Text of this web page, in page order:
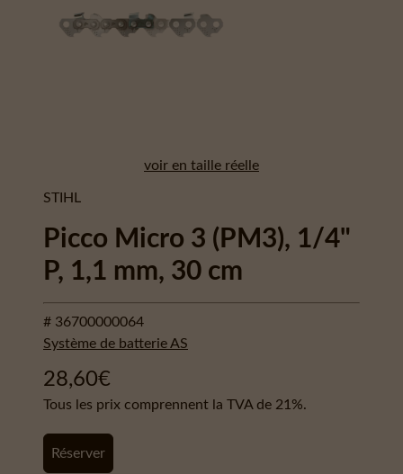
voir en taille réelle
STIHL
Picco Micro 3 (PM3), 1/4"
P, 1,1 mm, 30 cm
# 36700000064
Système de batterie AS
28,60€
Tous les prix comprennent la TVA de 21%.
Réserver